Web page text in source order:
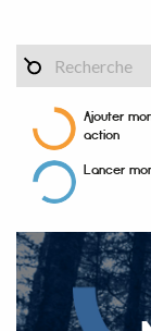
Ajouter
action
Lancer